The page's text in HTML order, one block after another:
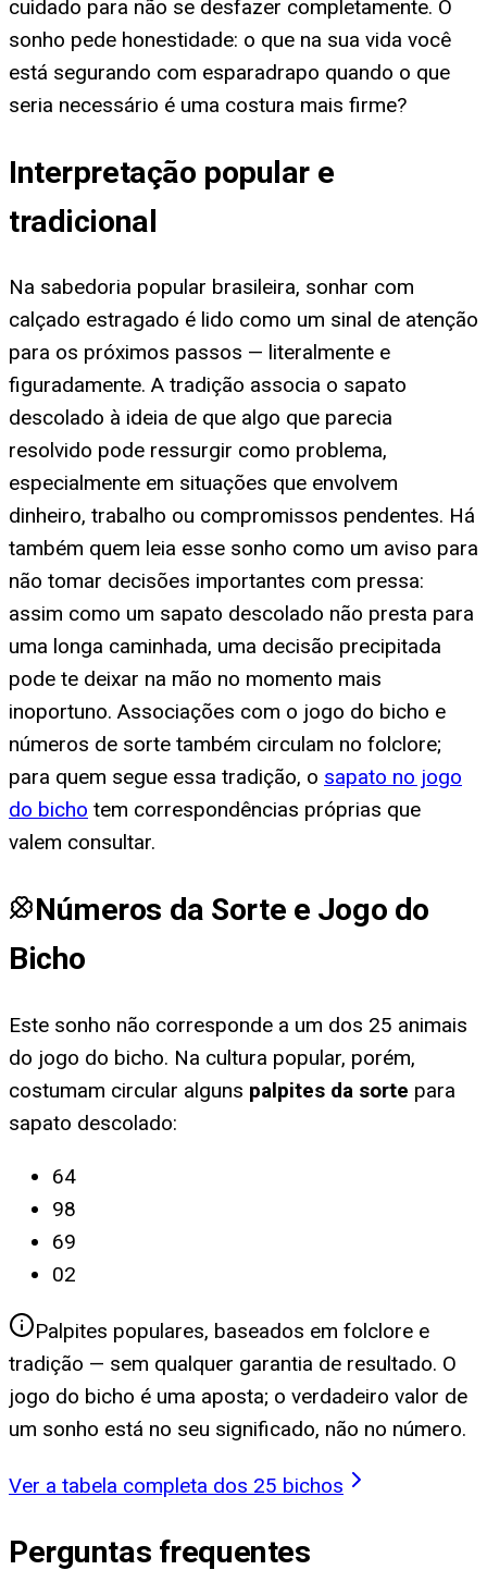
cuidado para não se desfazer completamente. O
sonho pede honestidade: o que na sua vida você
está segurando com esparadrapo quando o que
seria necessário é uma costura mais firme?
Interpretação popular e
tradicional
Na sabedoria popular brasileira, sonhar com
calçado estragado é lido como um sinal de atenção
para os próximos passos — literalmente e
figuradamente. A tradição associa o sapato
descolado à ideia de que algo que parecia
resolvido pode ressurgir como problema,
especialmente em situações que envolvem
dinheiro, trabalho ou compromissos pendentes. Há
também quem leia esse sonho como um aviso para
não tomar decisões importantes com pressa:
assim como um sapato descolado não presta para
uma longa caminhada, uma decisão precipitada
pode te deixar na mão no momento mais
inoportuno. Associações com o jogo do bicho e
números de sorte também circulam no folclore;
para quem segue essa tradição, o sapato no jogo
do bicho tem correspondências próprias que
valem consultar.
Números da Sorte e Jogo do
Bicho
Este sonho não corresponde a um dos 25 animais
do jogo do bicho. Na cultura popular, porém,
costumam circular alguns palpites da sorte para
sapato descolado:
64
98
69
02
Palpites populares, baseados em folclore e
tradição — sem qualquer garantia de resultado. O
jogo do bicho é uma aposta; o verdadeiro valor de
um sonho está no seu significado, não no número.
Ver a tabela completa dos 25 bichos
Perguntas frequentes